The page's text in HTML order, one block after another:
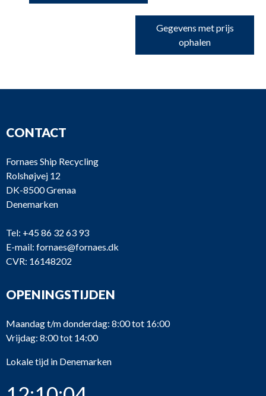
Gegevens met prijs
ophalen
CONTACT
Fornaes Ship Recycling
Rolshøjvej 12
DK-8500 Grenaa
Denemarken
Tel: +45 86 32 63 93
E-mail: fornaes@fornaes.dk
CVR: 16148202
OPENINGSTIJDEN
Maandag t/m donderdag: 8:00 tot 16:00
Vrijdag: 8:00 tot 14:00
Lokale tijd in Denemarken